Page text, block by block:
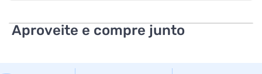
100%¨virgem com sistema NANO-FLEX.Acompanha sacola
para transporte.Informações gerais:¿ Material: Fibra de
Aproveite e compre junto